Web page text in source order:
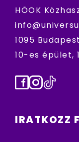
HÖOK
1095
10-es épület,
Facebook
TikTok
IRATKOZZ